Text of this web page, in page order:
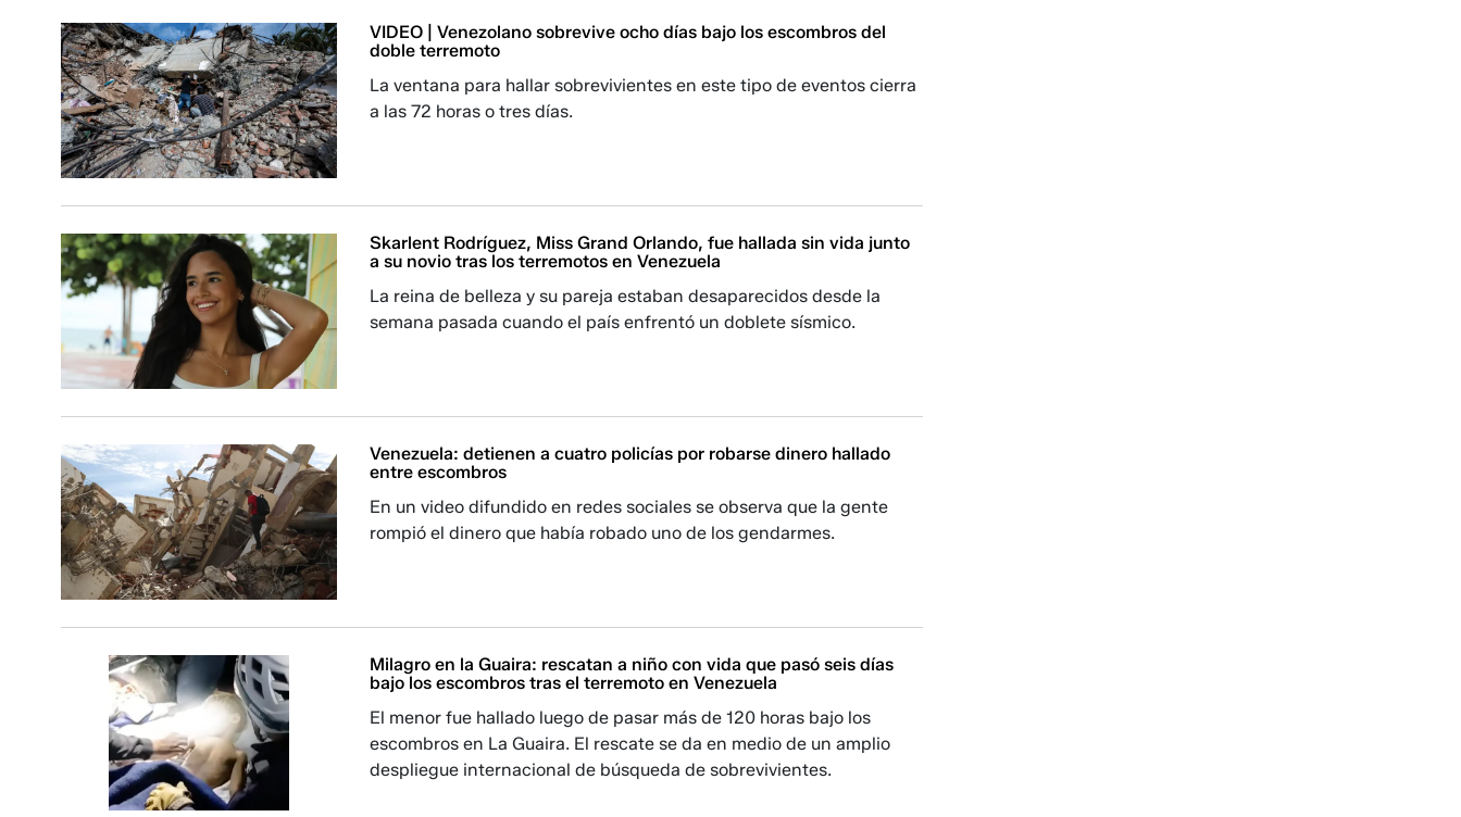
VIDEO | Venezolano sobrevive ocho días bajo los escombros del
doble terremoto
La ventana para hallar sobrevivientes en este tipo de eventos cierra
a las 72 horas o tres días.
Skarlent Rodríguez, Miss Grand Orlando, fue hallada sin vida junto
a su novio tras los terremotos en Venezuela
La reina de belleza y su pareja estaban desaparecidos desde la
semana pasada cuando el país enfrentó un doblete sísmico.
Venezuela: detienen a cuatro policías por robarse dinero hallado
entre escombros
En un video difundido en redes sociales se observa que la gente
rompió el dinero que había robado uno de los gendarmes.
Milagro en la Guaira: rescatan a niño con vida que pasó seis días
bajo los escombros tras el terremoto en Venezuela
El menor fue hallado luego de pasar más de 120 horas bajo los
escombros en La Guaira. El rescate se da en medio de un amplio
despliegue internacional de búsqueda de sobrevivientes.